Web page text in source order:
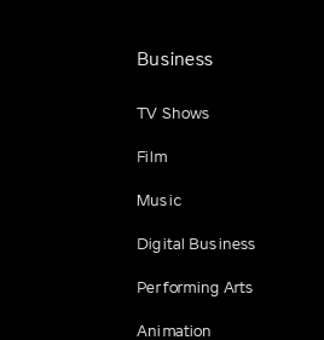
Business
TV Shows
Film
Music
Digital Business
Performing Arts
Animation